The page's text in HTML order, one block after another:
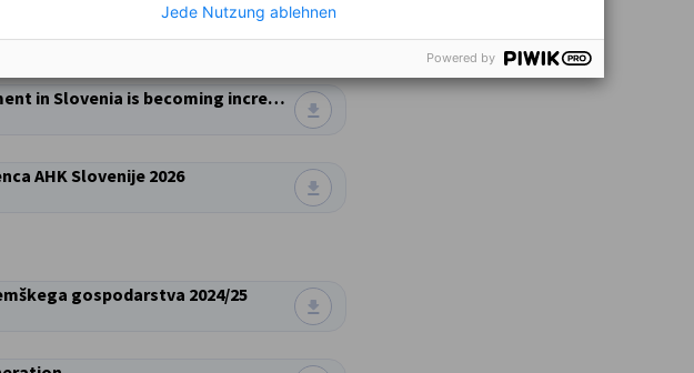
PRESS Release | 04.06.2026 | Economic environment in Slovenia is becoming increasingly challenging
AHK Slovenije 2026
gospodarstva 2024/25
Jede Nutzung ablehnen
Powered by